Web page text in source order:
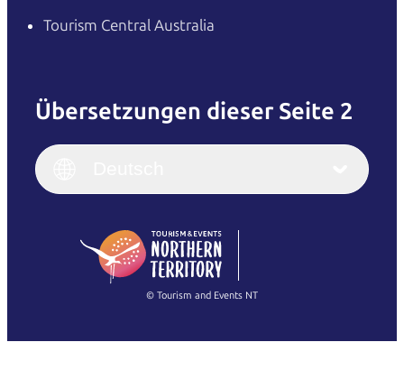
Tourism Central Australia
Übersetzungen dieser Seite 2
English
(Singapore)
Français
Italiano
繁體中文
© Tourism and Events NT